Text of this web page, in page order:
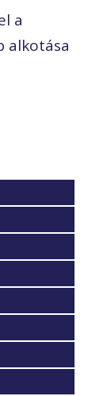
a
alkotása